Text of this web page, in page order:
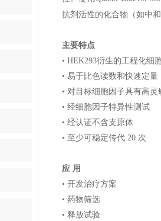
抗剂活性的化合物（如中
主要特点
• HEK293衍生的工程化细
• 易于比色读数和快速定量
• 对目标细胞因子具有高灵
• 经细胞因子特异性测试
• 经认证不含支原体
• 至少可稳定传代 20 次
应 用
• 开发治疗方案
• 药物筛选
• 释放试验